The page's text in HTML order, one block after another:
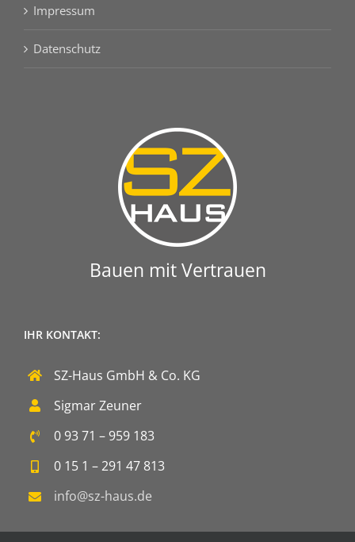
Impressum
Datenschutz
Bauen mit Vertrauen
IHR KONTAKT:
SZ-Haus GmbH & Co. KG
Sigmar Zeuner
0 93 71 – 959 183
0 15 1 – 291 47 813
info@sz-haus.de